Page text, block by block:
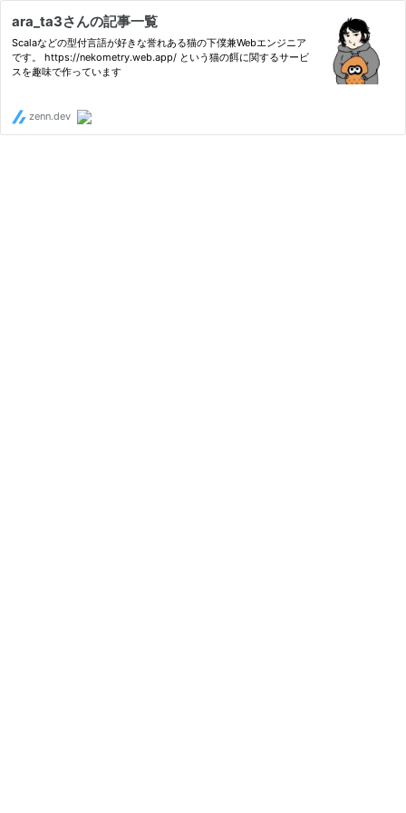
ara_ta3さんの記事一覧
Scalaなどの型付言語が好きな誉れある猫の下僕兼Webエンジニア
です。 https://nekometry.web.app/ という猫の餌に関するサービ
スを趣味で作っています
zenn.dev